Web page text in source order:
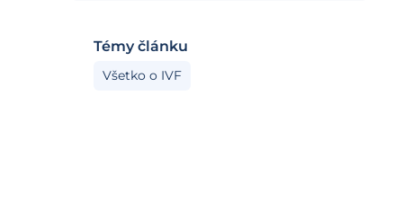
Témy článku
Všetko o IVF